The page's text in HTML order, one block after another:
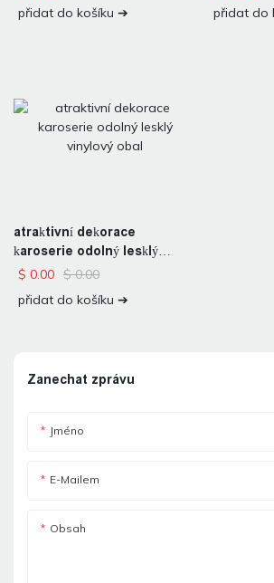
přidat do košíku ➔
přidat do
atraktivní dekorace
karoserie odolný lesklý
vinylový obal
$ 0.00 $0.00
přidat do košíku ➔
Zanechat zprávu
Jméno
E-Mailem
Obsah